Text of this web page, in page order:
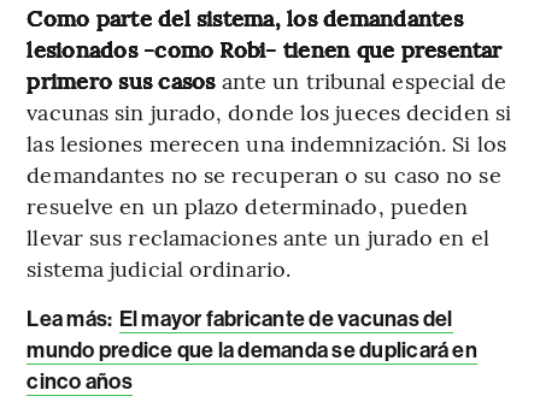
Como parte del sistema, los demandantes
lesionados -como Robi- tienen que presentar
primero sus casos ante un tribunal especial de
vacunas sin jurado, donde los jueces deciden si
las lesiones merecen una indemnización. Si los
demandantes no se recuperan o su caso no se
resuelve en un plazo determinado, pueden
llevar sus reclamaciones ante un jurado en el
sistema judicial ordinario.
Lea más: El mayor fabricante de vacunas del
mundo predice que la demanda se duplicará en
cinco años